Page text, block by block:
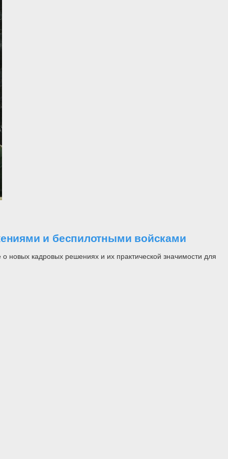
и беспилотными войсками
новых кадровых решениях и их практической значимости для